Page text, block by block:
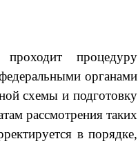
процедуру
органами
схемы и подготовку
рассмотрения таких
в порядке,